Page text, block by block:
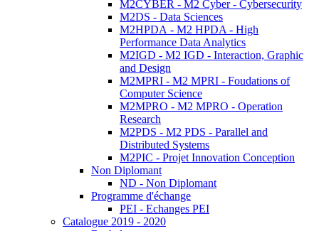
M2CYBER - M2 Cyber - Cybersecurity
M2DS - Data Sciences
M2HPDA - M2 HPDA - High
Performance Data Analytics
M2IGD - M2 IGD - Interaction, Graphic
and Design
M2MPRI - M2 MPRI - Foudations of
Computer Science
M2MPRO - M2 MPRO - Operation
Research
M2PDS - M2 PDS - Parallel and
Distributed Systems
M2PIC - Projet Innovation Conception
Non Diplomant
ND - Non Diplomant
Programme d'échange
PEI - Echanges PEI
Catalogue 2019 - 2020